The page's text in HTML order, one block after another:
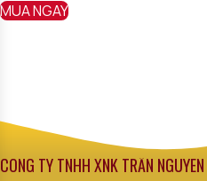
MUA NGAY
CÔNG TY TNHH XNK TRẦN NGUYÊN